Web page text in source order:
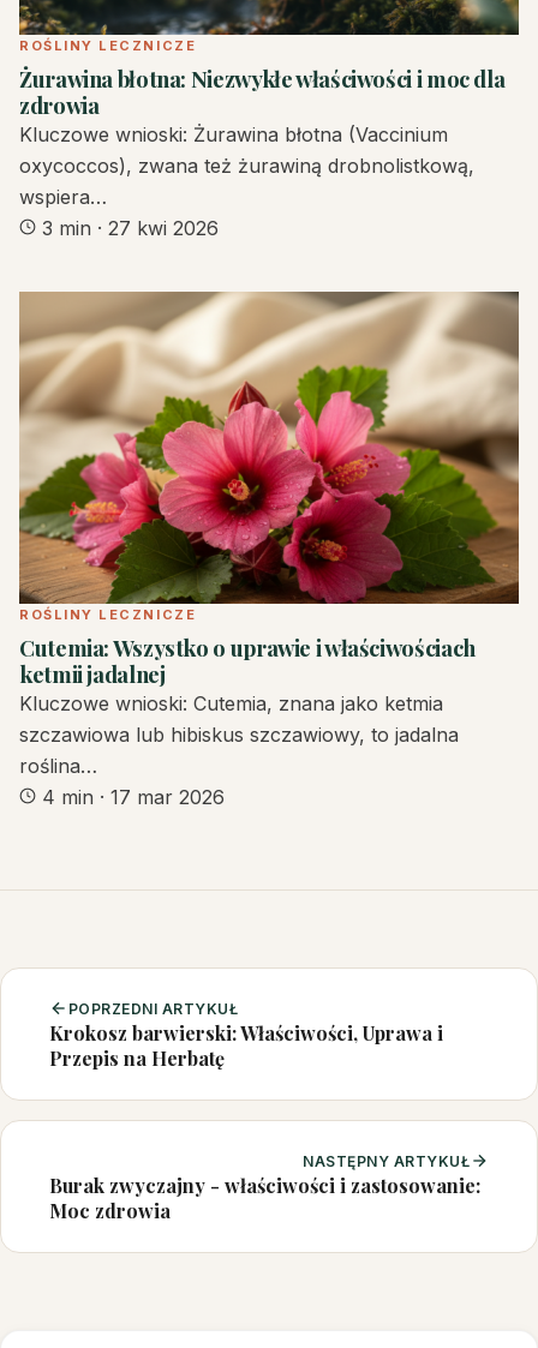
ROŚLINY LECZNICZE
Żurawina błotna: Niezwykłe właściwości i moc dla
zdrowia
Kluczowe wnioski: Żurawina błotna (Vaccinium
oxycoccos), zwana też żurawiną drobnolistkową,
wspiera…
3 min · 27 kwi 2026
ROŚLINY LECZNICZE
Cutemia: Wszystko o uprawie i właściwościach
ketmii jadalnej
Kluczowe wnioski: Cutemia, znana jako ketmia
szczawiowa lub hibiskus szczawiowy, to jadalna
roślina…
4 min · 17 mar 2026
POPRZEDNI ARTYKUŁ
Krokosz barwierski: Właściwości, Uprawa i
Przepis na Herbatę
NASTĘPNY ARTYKUŁ
Burak zwyczajny - właściwości i zastosowanie:
Moc zdrowia